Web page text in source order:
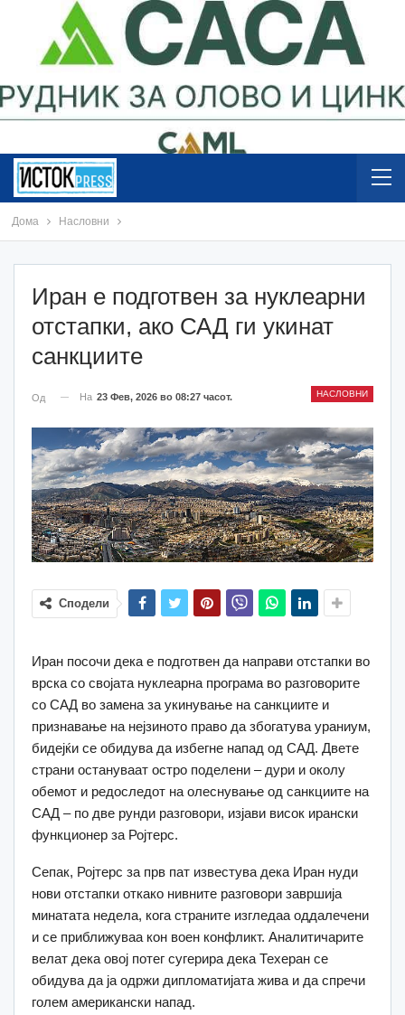
Дома Насловни
Иран е подготвен за нуклеарни
отстапки, ако САД ги укинат
санкциите
НАСЛОВНИ
Од На 23 Фев, 2026 во 08:27 часот.
Сподели
Иран посочи дека е подготвен да направи отстапки во
врска со својата нуклеарна програма во разговорите
со САД во замена за укинување на санкциите и
признавање на нејзиното право да збогатува ураниум,
бидејќи се обидува да избегне напад од САД. Двете
страни остануваат остро поделени – дури и околу
обемот и редоследот на олеснување од санкциите на
САД – по две рунди разговори, изјави висок ирански
функционер за Ројтерс.
Сепак, Ројтерс за прв пат известува дека Иран нуди
нови отстапки откако нивните разговори завршија
минатата недела, кога страните изгледаа оддалечени
и се приближуваа кон воен конфликт. Аналитичарите
велат дека овој потег сугерира дека Техеран се
обидува да ја одржи дипломатијата жива и да спречи
голем американски напад.